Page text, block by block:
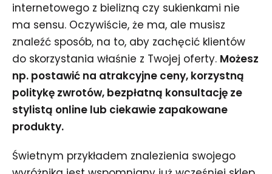
internetowego z bielizną czy sukienkami nie
ma sensu. Oczywiście, że ma, ale musisz
znaleźć sposób, na to, aby zachęcić klientów
do skorzystania właśnie z Twojej oferty. Możesz
np. postawić na atrakcyjne ceny, korzystną
politykę zwrotów, bezpłatną konsultację ze
stylistą online lub ciekawie zapakowane
produkty.
Świetnym przykładem znalezienia swojego